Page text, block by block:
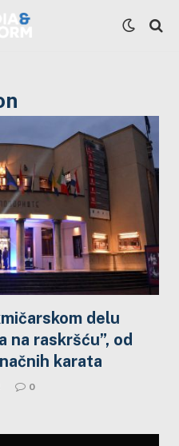
delu
na raskršću”, od
karata
0